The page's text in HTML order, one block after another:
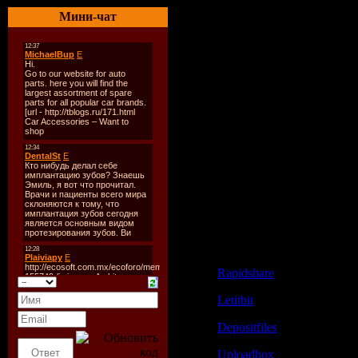
Мини-чат
Rapidshare
Letitbit
Depositfiles
Uploadbox